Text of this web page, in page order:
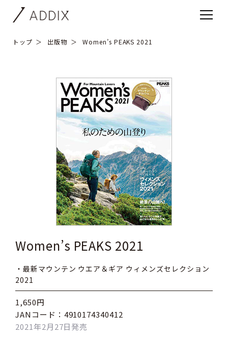
トップ 出版物 Women’s PEAKS 2021
Women’s PEAKS 2021
・最新マウンテン ウエア＆ギア ウィメンズセレクション
2021
1,650円
JANコード：4910174340412
2021年2月27日発売